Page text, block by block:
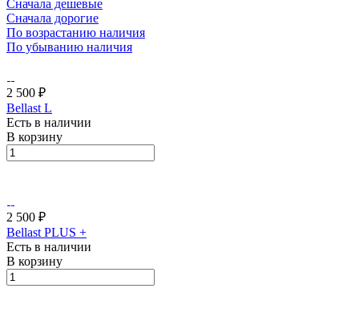
Сначала дешевые
Сначала дорогие
По возрастанию наличия
По убыванию наличия
2 500 ₽
Bellast L
Есть в наличии
В корзину
2 500 ₽
Bellast PLUS +
Есть в наличии
В корзину